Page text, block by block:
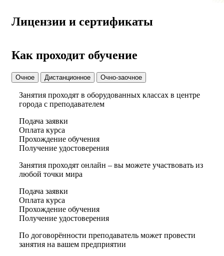
Лицензии и сертификаты
Как проходит обучение
Очное Дистанционное Очно-заочное
Занятия проходят в оборудованных классах в центре
города с преподавателем
Подача заявки
Оплата курса
Прохождение обучения
Получение удостоверения
Занятия проходят онлайн – вы можете участвовать из
любой точки мира
Подача заявки
Оплата курса
Прохождение обучения
Получение удостоверения
По договорённости преподаватель может провести
занятия на вашем предприятии